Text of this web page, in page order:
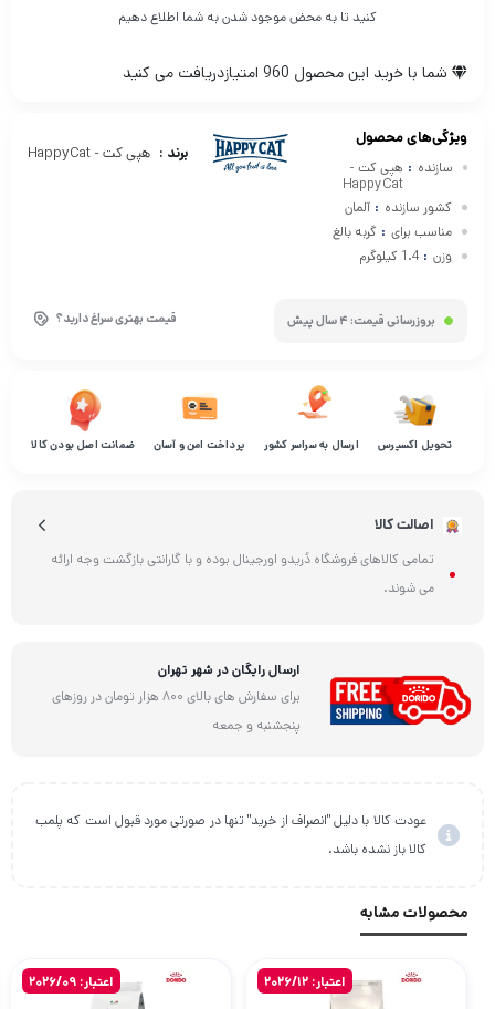
کنید تا به محض موجود شدن به شما اطلاع دهیم
شما با خرید این محصول 960 امتیازدریافت می کنید
برند : هپی کت - HappyCat
ویژگی‌های محصول
سازنده : هپی کت -
HappyCat
کشور سازنده : آلمان
مناسب برای : گربه بالغ
وزن : 1.4 کیلوگرم
بروزرسانی قیمت: 4 سال پیش قیمت بهتری سراغ دارید؟
تحویل اکسپرس ارسال به سراسر کشور پرداخت امن و آسان ضمانت اصل بودن کالا
اصالت کالا
تمامی کالاهای فروشگاه دُریدو اورجینال بوده و با گارانتی بازگشت وجه ارائه
می شوند.
ارسال رایگان در شهر تهران
برای سفارش های بالای 800 هزار تومان در روزهای
پنجشنبه و جمعه
عودت کالا با دلیل "انصراف از خرید" تنها در صورتی مورد قبول است که پلمب
کالا باز نشده باشد.
محصولات مشابه
اعتبار: 2026/12 اعتبار: 2026/09